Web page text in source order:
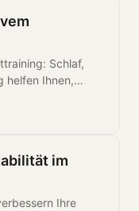
Schlaf,
helfen Ihnen,
im
Ihre